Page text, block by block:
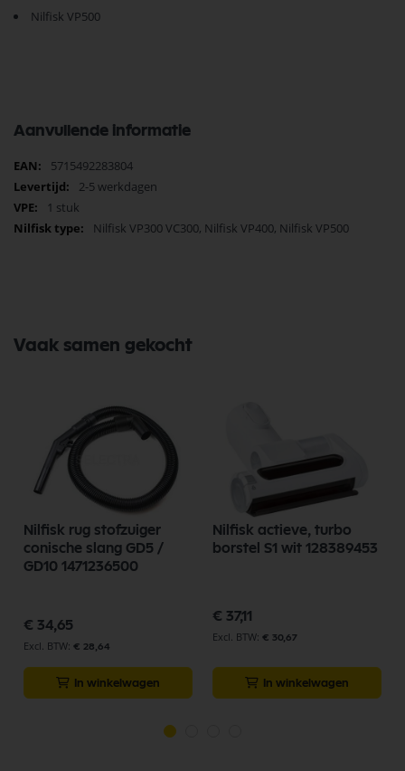
Nilfisk VP500
Aanvullende informatie
Meer
informatie
5715492283804
2-5 werkdagen
1 stuk
Nilfisk VP300 VC300, Nilfisk VP400, Nilfisk VP500
Vaak samen gekocht
Nilfisk rug stofzuiger
conische slang GD5 /
GD10 1471236500
€ 34,65
€ 28,64
In winkelwagen
Nilfisk actieve, turbo
borstel S1 wit 128389453
€ 37,11
€ 30,67
In winkelwagen